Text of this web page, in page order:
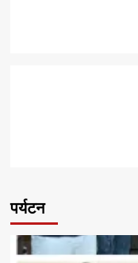
पर्यटन